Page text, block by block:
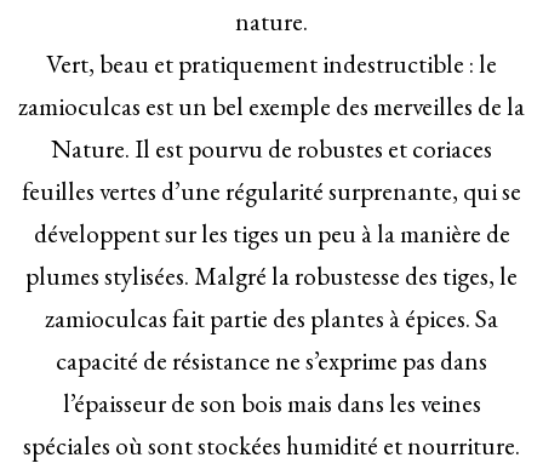
nature.
Vert, beau et pratiquement indestructible : le
zamioculcas est un bel exemple des merveilles de la
Nature. Il est pourvu de robustes et coriaces
feuilles vertes d’une régularité surprenante, qui se
développent sur les tiges un peu à la manière de
plumes stylisées. Malgré la robustesse des tiges, le
zamioculcas fait partie des plantes à épices. Sa
capacité de résistance ne s’exprime pas dans
l’épaisseur de son bois mais dans les veines
spéciales où sont stockées humidité et nourriture.